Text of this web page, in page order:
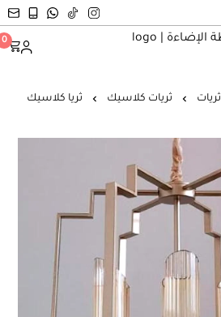
نقطة الإضاءة 0
ثريات ثريات كلاسيك ثريا كلاسيك